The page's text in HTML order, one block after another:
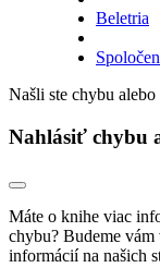
Beletria
Našli ste chybu
Nahlásiť chybu
Máte o knihe viac
chybu? Budeme
informácií na našich